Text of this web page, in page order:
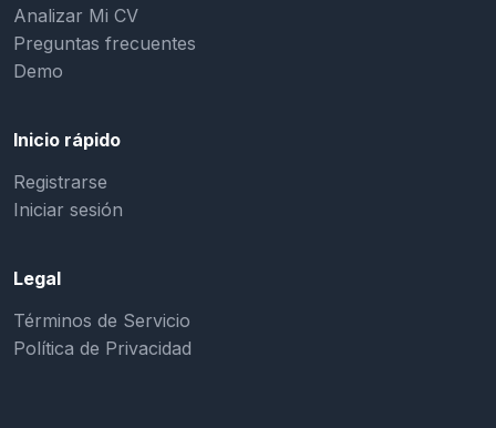
Analizar Mi CV
Preguntas frecuentes
Demo
Inicio rápido
Registrarse
Iniciar sesión
Legal
Términos de Servicio
Política de Privacidad